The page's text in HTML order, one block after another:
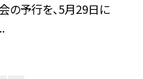
の予行を、5月29日に